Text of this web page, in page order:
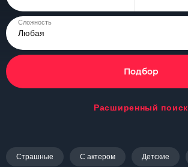
Сложность
Любая
Подбор
Расширенный поиск
Страшные С актером Детские